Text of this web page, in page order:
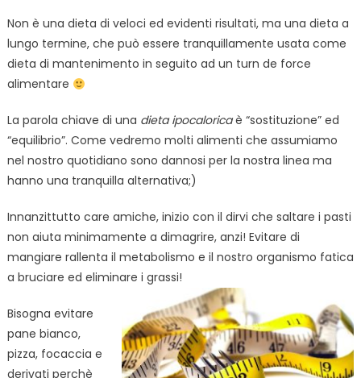
Non è una dieta di veloci ed evidenti risultati, ma una dieta a
lungo termine, che può essere tranquillamente usata come
dieta di mantenimento in seguito ad un turn de force
alimentare
La parola chiave di una dieta ipocaloricaè “sostituzione” ed
“equilibrio”. Come vedremo molti alimenti che assumiamo
nel nostro quotidiano sono dannosi per la nostra linea ma
hanno una tranquilla alternativa;)
Innanzittutto care amiche, inizio con il dirvi che saltare i pasti
non aiuta minimamente a dimagrire, anzi! Evitare di
mangiare rallenta il metabolismo e il nostro organismo fatica
a bruciare ed eliminare i grassi!
Bisogna evitare
pane bianco,
pizza, focaccia e
derivati perchè